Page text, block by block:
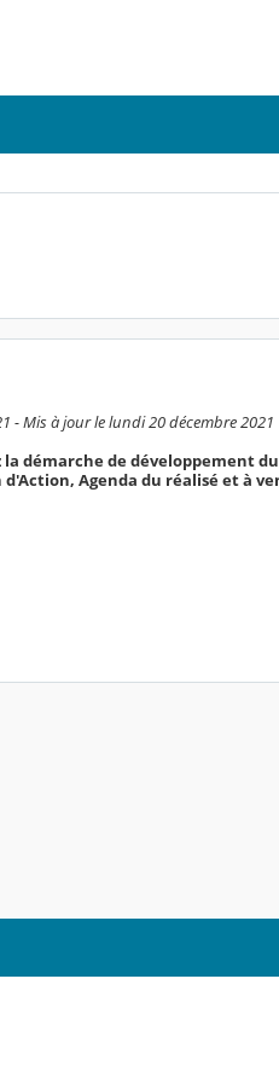
- Mis à jour le lundi 20 décembre 2021
la démarche de développement
d'Action, Agenda du réalisé et à